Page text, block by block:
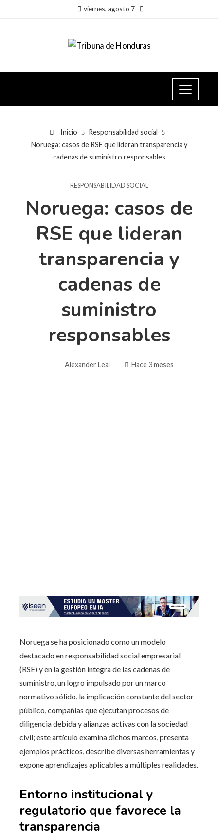
viernes, agosto 7
Inicio
Responsabilidad social
Noruega: casos de RSE que lideran transparencia y
cadenas de suministro responsables
RESPONSABILIDAD SOCIAL
Noruega: casos de
RSE que lideran
transparencia y
cadenas de
suministro
responsables
Alexander Leal Hace 3 meses
Noruega se ha posicionado como un modelo
destacado en responsabilidad social empresarial
(RSE) y en la gestión íntegra de las cadenas de
suministro, un logro impulsado por un marco
normativo sólido, la implicación constante del sector
público, compañías que ejecutan procesos de
diligencia debida y alianzas activas con la sociedad
civil; este artículo examina dichos marcos, presenta
ejemplos prácticos, describe diversas herramientas y
expone aprendizajes aplicables a múltiples realidades.
Entorno institucional y
regulatorio que favorece la
transparencia